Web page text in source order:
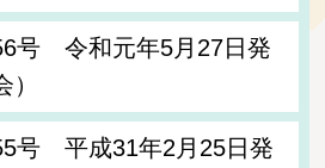
号 令和元年5月27日発
号 平成31年2月25日発